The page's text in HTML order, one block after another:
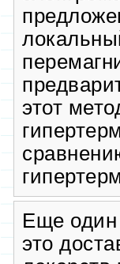
этот
Еще один
это